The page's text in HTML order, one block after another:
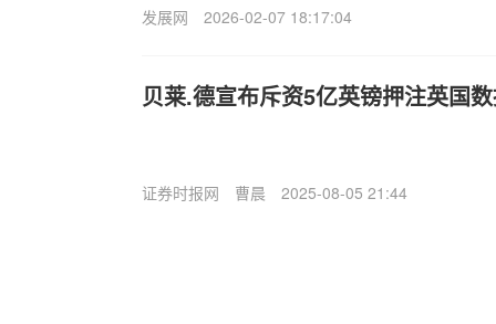
发展网 2026-02-07 18:17:04
贝莱.德宣布斥资5亿英镑押注英国
证券时报网 曹晨 2025-08-05 21:44